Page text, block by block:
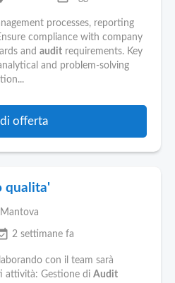
processes, reporting
compliance with company
and audit requirements. Key
and problem-solving
offerta
qualita'
Mantova
2 settimane fa
con il team sarà
attività: Gestione di Audit